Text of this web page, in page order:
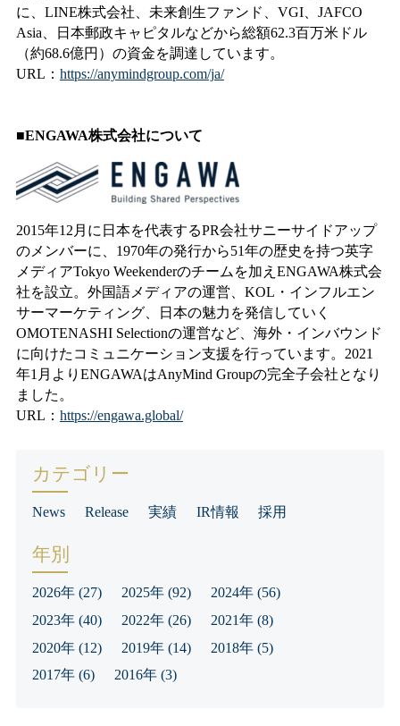
に、LINE株式会社、未来創生ファンド、VGI、JAFCO
Asia、日本郵政キャピタルなどから総額62.3百万米ドル
（約68.6億円）の資金を調達しています。
URL： https://anymindgroup.com/ja/
■ENGAWA株式会社について
2015年12月に日本を代表するPR会社サニーサイドアップ
のメンバーに、1970年の発行から51年の歴史を持つ英字
メディアTokyo Weekenderのチームを加えENGAWA株式会
社を設立。外国語メディアの運営、KOL・インフルエン
サーマーケティング、日本の魅力を発信していく
OMOTENASHI Selectionの運営など、海外・インバウンド
に向けたコミュニケーション支援を行っています。2021
年1月よりENGAWAはAnyMind Groupの完全子会社となり
ました。
URL： https://engawa.global/
カテゴリー
News Release 実績 IR情報 採用
年別
2026年 (27) 2025年 (92) 2024年 (56)
2023年 (40) 2022年 (26) 2021年 (8)
2020年 (12) 2019年 (14) 2018年 (5)
2017年 (6) 2016年 (3)